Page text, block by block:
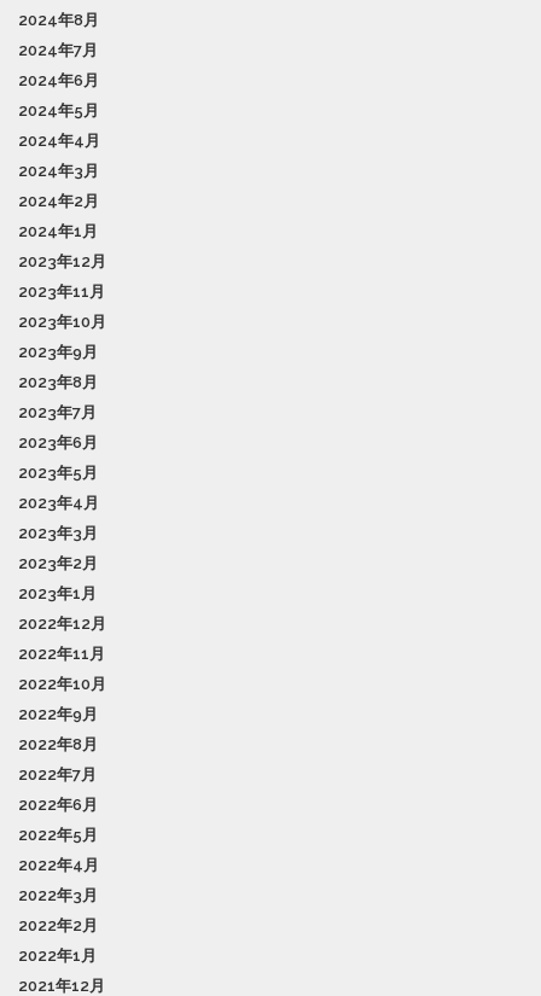
2024年8月
2024年7月
2024年6月
2024年5月
2024年4月
2024年3月
2024年2月
2024年1月
2023年12月
2023年11月
2023年10月
2023年9月
2023年8月
2023年7月
2023年6月
2023年5月
2023年4月
2023年3月
2023年2月
2023年1月
2022年12月
2022年11月
2022年10月
2022年9月
2022年8月
2022年7月
2022年6月
2022年5月
2022年4月
2022年3月
2022年2月
2022年1月
2021年12月